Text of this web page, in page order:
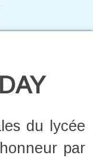
du lycée
par